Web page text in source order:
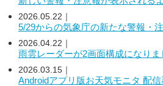
2026.05.22｜
5/29からの気象庁の新たな警報・
2026.04.22｜
雨雲レーダーが2画面構成になりま
2026.03.15｜
Androidアプリ版お天気モニタ 配